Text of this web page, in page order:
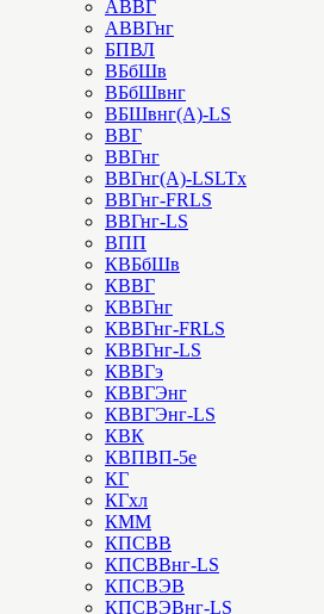
АВВГ
АВВГнг
БПВЛ
ВБбШв
ВБбШвнг
ВБШвнг(А)-LS
ВВГ
ВВГнг
ВВГнг(А)-LSLTx
ВВГнг-FRLS
ВВГнг-LS
ВПП
КВБбШв
КВВГ
КВВГнг
КВВГнг-FRLS
КВВГнг-LS
КВВГэ
КВВГЭнг
КВВГЭнг-LS
КВК
КВПВП-5е
КГ
КГхл
КММ
КПСВВ
КПСВВнг-LS
КПСВЭВ
КПСВЭВнг-LS